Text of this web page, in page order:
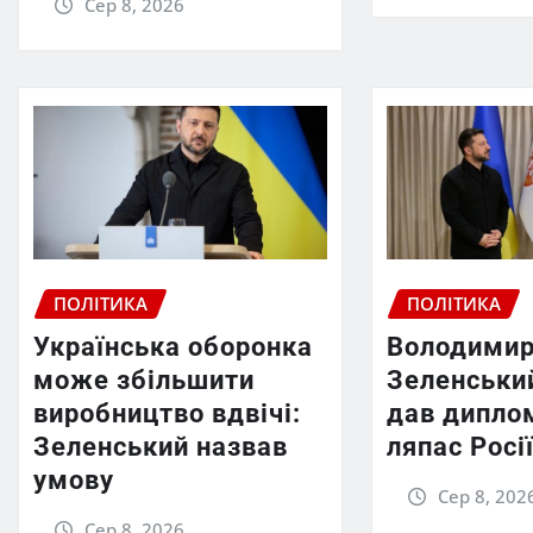
Сер 8, 2026
ПОЛІТИКА
Українська оборонка
може збільшити
виробництво вдвічі:
Зеленський назвав
умову
ПОЛІТИКА
дав
ляпас
Сер 8,